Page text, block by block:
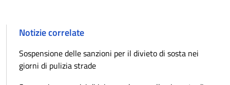
Notizie correlate
Sospensione delle sanzioni per il divieto di sosta nei
giorni di pulizia strade